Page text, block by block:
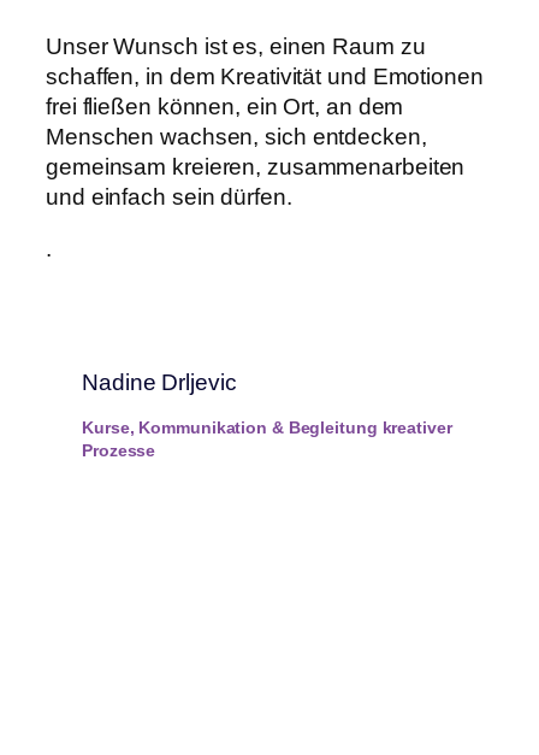
Unser Wunsch ist es, einen Raum zu
schaffen, in dem Kreativität und Emotionen
frei fließen können, ein Ort, an dem
Menschen wachsen, sich entdecken,
gemeinsam kreieren, zusammenarbeiten
und einfach sein dürfen.
.
Nadine Drljevic
Kurse, Kommunikation & Begleitung kreativer
Prozesse